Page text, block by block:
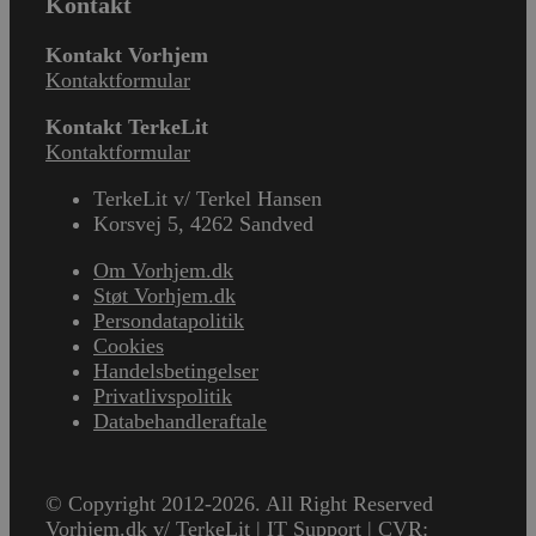
Kontakt Vorhjem
Kontaktformular
Kontakt TerkeLit
Kontaktformular
TerkeLit v/ Terkel Hansen
Korsvej 5, 4262 Sandved
Om Vorhjem.dk
Støt Vorhjem.dk
Persondatapolitik
Cookies
Handelsbetingelser
Privatlivspolitik
Databehandleraftale
© Copyright 2012-2026. All Right Reserved
Vorhjem.dk v/ TerkeLit | IT Support | CVR: